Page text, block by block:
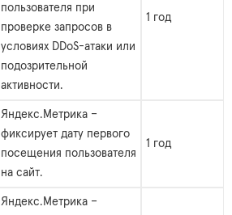
пользователя при
проверке запросов в
условиях DDoS-атаки или
подозрительной
активности.
1 год
Яндекс.Метрика –
фиксирует дату первого
посещения пользователя
на сайт.
1 год
Яндекс.Метрика –